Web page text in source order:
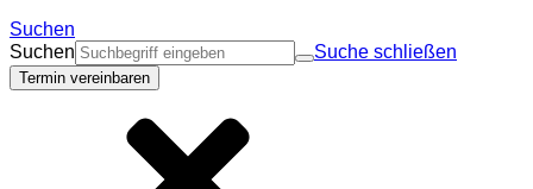
Suchen
Suchen
Suche schließen
Termin vereinbaren